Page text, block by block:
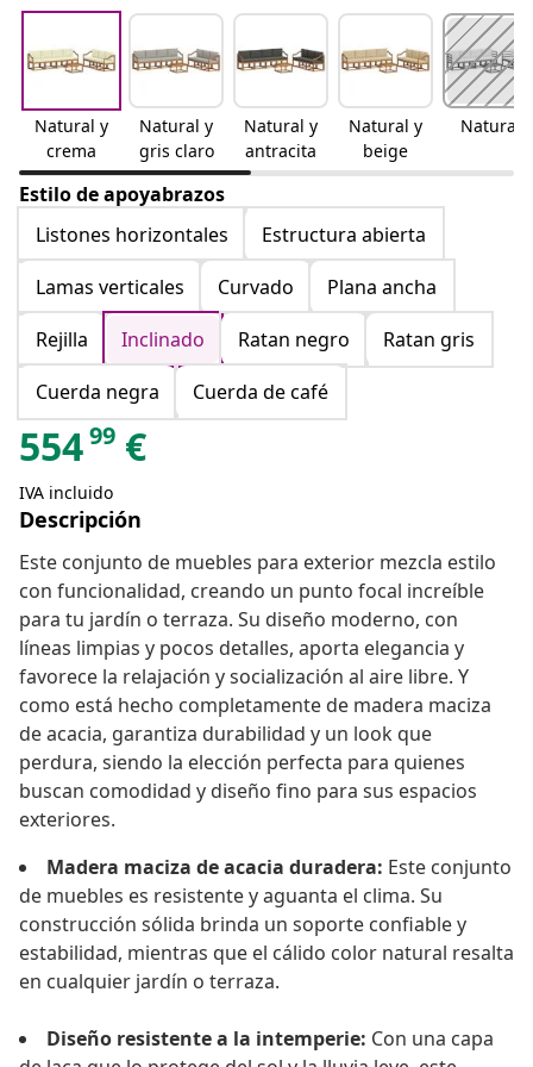
Natural y
crema
Natural y
gris claro
Natural y
antracita
Natural y
beige
Natural
Estilo de apoyabrazos
Listones horizontales
Estructura abierta
Lamas verticales
Curvado
Plana ancha
Rejilla
Inclinado Ratan negro
Ratan gris
Cuerda negra
Cuerda de café
55499 €
IVA incluido
Descripción
Este conjunto de muebles para exterior mezcla estilo
con funcionalidad, creando un punto focal increíble
para tu jardín o terraza. Su diseño moderno, con
líneas limpias y pocos detalles, aporta elegancia y
favorece la relajación y socialización al aire libre. Y
como está hecho completamente de madera maciza
de acacia, garantiza durabilidad y un look que
perdura, siendo la elección perfecta para quienes
buscan comodidad y diseño fino para sus espacios
exteriores.
Madera maciza de acacia duradera: Este conjunto
de muebles es resistente y aguanta el clima. Su
construcción sólida brinda un soporte confiable y
estabilidad, mientras que el cálido color natural resalta
en cualquier jardín o terraza.
Diseño resistente a la intemperie: Con una capa